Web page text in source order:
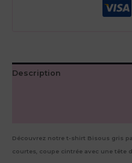
Description
Découvrez notre t-shirt Bisous gris
courtes, coupe cintrée avec une tête